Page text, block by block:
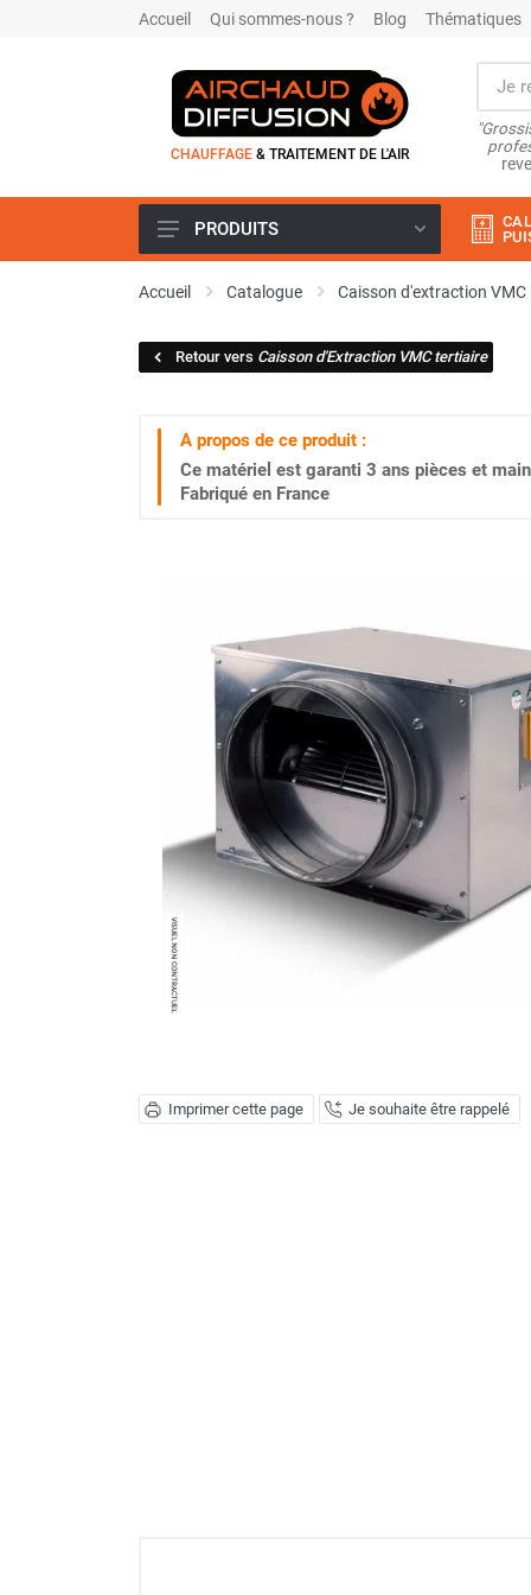
Accueil Qui sommes-nous ? Blog Thématiques
CHAUFFAGE & TRAITEMENT DE L'AIR
Climatiseur
Climatiseur mobile résidentiel et
Rafraîchisseur d'air
Rafraichisseur d'air mobile
Rafraîchisseur d'air gainable
Ventilateur / extracteur d'air mobile
Brasseur d'air
Ventilateur fixe
Ventilateur industriel
Ventilateur de chantier
Ventilateur centrifuge
Ventilateur de sol
Ventilateur sur pied
Ventilateur de bureau
Ventilateur de table
Extracteur d'air mural
Extracteur d'air mural hélicoïde
Extracteur d'air mural centrifuge
Extracteur d'air mural ATEX
plafond
Déstratificateur industriel à pales
PRODUITS
Accueil Catalogue Caisson d'extraction VMC
Retour vers Caisson d'Extraction VMC tertiaire
A propos de ce produit :
Ce matériel est garanti 3 ans pièces et
Fabriqué en France
Imprimer cette page Je souhaite être rappelé